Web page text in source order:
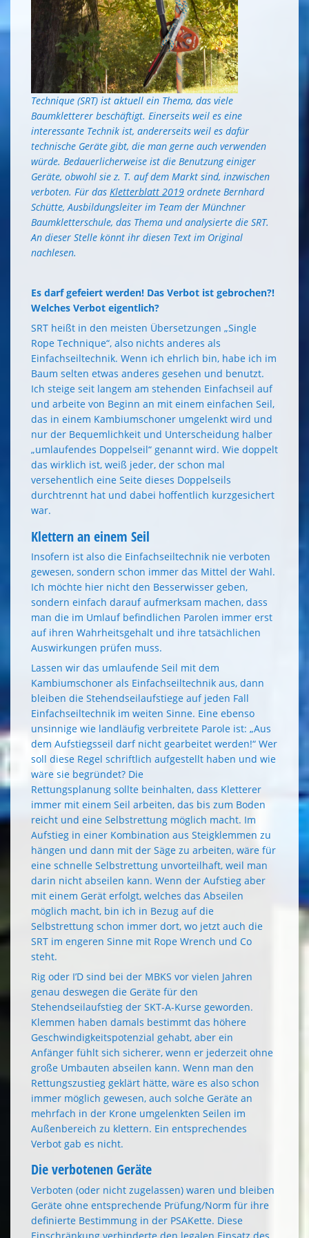
Technique (SRT) ist aktuell ein Thema, das viele
Baumkletterer beschäftigt. Einerseits weil es eine
interessante Technik ist, andererseits weil es dafür
technische Geräte gibt, die man gerne auch verwenden
würde. Bedauerlicherweise ist die Benutzung einiger
Geräte, obwohl sie z. T. auf dem Markt sind, inzwischen
verboten. Für das Kletterblatt 2019 ordnete Bernhard
Schütte, Ausbildungsleiter im Team der Münchner
Baumkletterschule, das Thema und analysierte die SRT.
An dieser Stelle könnt ihr diesen Text im Original
nachlesen.
Es darf gefeiert werden! Das Verbot ist gebrochen?!
Welches Verbot eigentlich?
SRT heißt in den meisten Übersetzungen „Single
Rope Technique“, also nichts anderes als
Einfachseiltechnik. Wenn ich ehrlich bin, habe ich im
Baum selten etwas anderes gesehen und benutzt.
Ich steige seit langem am stehenden Einfachseil auf
und arbeite von Beginn an mit einem einfachen Seil,
das in einem Kambiumschoner umgelenkt wird und
nur der Bequemlichkeit und Unterscheidung halber
„umlaufendes Doppelseil“ genannt wird. Wie doppelt
das wirklich ist, weiß jeder, der schon mal
versehentlich eine Seite dieses Doppelseils
durchtrennt hat und dabei hoffentlich kurzgesichert
war.
Klettern an einem Seil
Insofern ist also die Einfachseiltechnik nie verboten
gewesen, sondern schon immer das Mittel der Wahl.
Ich möchte hier nicht den Besserwisser geben,
sondern einfach darauf aufmerksam machen, dass
man die im Umlauf befindlichen Parolen immer erst
auf ihren Wahrheitsgehalt und ihre tatsächlichen
Auswirkungen prüfen muss.
Lassen wir das umlaufende Seil mit dem
Kambiumschoner als Einfachseiltechnik aus, dann
bleiben die Stehendseilaufstiege auf jeden Fall
Einfachseiltechnik im weiten Sinne. Eine ebenso
unsinnige wie landläufig verbreitete Parole ist: „Aus
dem Aufstiegsseil darf nicht gearbeitet werden!“ Wer
soll diese Regel schriftlich aufgestellt haben und wie
wäre sie begründet? Die
Rettungsplanung sollte beinhalten, dass Kletterer
immer mit einem Seil arbeiten, das bis zum Boden
reicht und eine Selbstrettung möglich macht. Im
Aufstieg in einer Kombination aus Steigklemmen zu
hängen und dann mit der Säge zu arbeiten, wäre für
eine schnelle Selbstrettung unvorteilhaft, weil man
darin nicht abseilen kann. Wenn der Aufstieg aber
mit einem Gerät erfolgt, welches das Abseilen
möglich macht, bin ich in Bezug auf die
Selbstrettung schon immer dort, wo jetzt auch die
SRT im engeren Sinne mit Rope Wrench und Co
steht.
Rig oder I’D sind bei der MBKS vor vielen Jahren
genau deswegen die Geräte für den
Stehendseilaufstieg der SKT-A-Kurse geworden.
Klemmen haben damals bestimmt das höhere
Geschwindigkeitspotenzial gehabt, aber ein
Anfänger fühlt sich sicherer, wenn er jederzeit ohne
große Umbauten abseilen kann. Wenn man den
Rettungszustieg geklärt hätte, wäre es also schon
immer möglich gewesen, auch solche Geräte an
mehrfach in der Krone umgelenkten Seilen im
Außenbereich zu klettern. Ein entsprechendes
Verbot gab es nicht.
Die verbotenen Geräte
Verboten (oder nicht zugelassen) waren und bleiben
Geräte ohne entsprechende Prüfung/Norm für ihre
definierte Bestimmung in der PSAKette. Diese
Einschränkung verhinderte den legalen Einsatz des